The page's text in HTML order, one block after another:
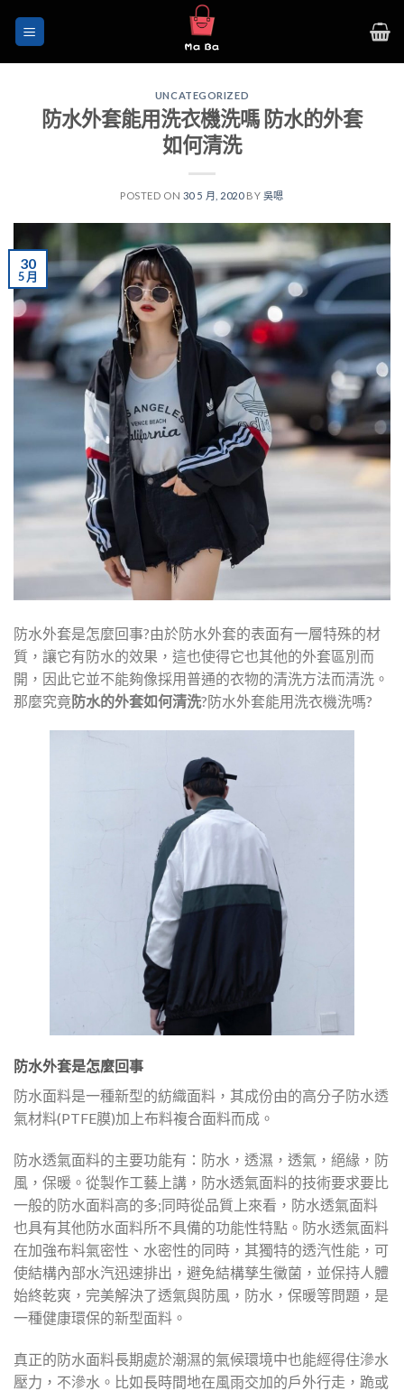
UNCATEGORIZED
防水外套能用洗衣機洗嗎 防水的外套
如何清洗
POSTED ON 30 5 月, 2020BY 吳嗯
30
5 月
防水外套是怎麼回事?由於防水外套的表面有一層特殊的材
質，讓它有防水的效果，這也使得它也其他的外套區別而
開，因此它並不能夠像採用普通的衣物的清洗方法而清洗。
那麼究竟防水的外套如何清洗?防水外套能用洗衣機洗嗎?
防水外套是怎麼回事
防水面料是一種新型的紡織面料，其成份由的高分子防水透
氣材料(PTFE膜)加上布料複合面料而成。
防水透氣面料的主要功能有：防水，透濕，透氣，絕緣，防
風，保暖。從製作工藝上講，防水透氣面料的技術要求要比
一般的防水面料高的多;同時從品質上來看，防水透氣面料
也具有其他防水面料所不具備的功能性特點。防水透氣面料
在加強布料氣密性、水密性的同時，其獨特的透汽性能，可
使結構內部水汽迅速排出，避免結構孳生黴菌，並保持人體
始終乾爽，完美解決了透氣與防風，防水，保暖等問題，是
一種健康環保的新型面料。
真正的防水面料長期處於潮濕的氣候環境中也能經得住滲水
壓力，不滲水。比如長時間地在風雨交加的戶外行走，跪或